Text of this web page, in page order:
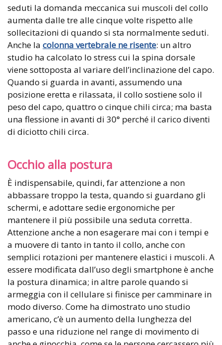
seduti la domanda meccanica sui muscoli del collo
aumenta dalle tre alle cinque volte rispetto alle
sollecitazioni di quando si sta normalmente seduti.
Anche la colonna vertebrale ne risente: un altro
studio ha calcolato lo stress cui la spina dorsale
viene sottoposta al variare dell’inclinazione del capo.
Quando si guarda in avanti, assumendo una
posizione eretta e rilassata, il collo sostiene solo il
peso del capo, quattro o cinque chili circa; ma basta
una flessione in avanti di 30° perché il carico diventi
di diciotto chili circa.
Occhio alla postura
È indispensabile, quindi, far attenzione a non
abbassare troppo la testa, quando si guardano gli
schermi, e adottare sedie ergonomiche per
mantenere il più possibile una seduta corretta.
Attenzione anche a non esagerare mai con i tempi e
a muovere di tanto in tanto il collo, anche con
semplici rotazioni per mantenere elastici i muscoli. A
essere modificata dall’uso degli smartphone è anche
la postura dinamica; in altre parole quando si
armeggia con il cellulare si finisce per camminare in
modo diverso. Come ha dimostrato uno studio
americano, c’è un aumento della lunghezza del
passo e una riduzione nel range di movimento di